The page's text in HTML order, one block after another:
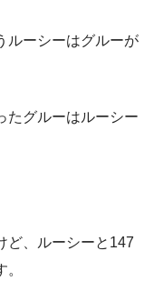
ルーシーはグルーが
たグルーはルーシー
ど、ルーシーと147